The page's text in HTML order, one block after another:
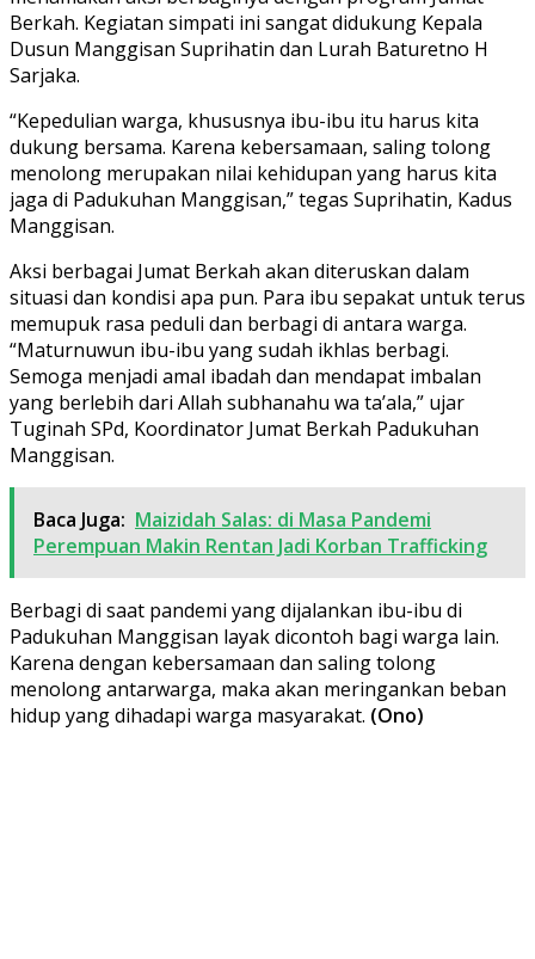
Berkah. Kegiatan simpati ini sangat didukung Kepala
Dusun Manggisan Suprihatin dan Lurah Baturetno H
Sarjaka.
“Kepedulian warga, khususnya ibu-ibu itu harus kita
dukung bersama. Karena kebersamaan, saling tolong
menolong merupakan nilai kehidupan yang harus kita
jaga di Padukuhan Manggisan,” tegas Suprihatin, Kadus
Manggisan.
Aksi berbagai Jumat Berkah akan diteruskan dalam
situasi dan kondisi apa pun. Para ibu sepakat untuk terus
memupuk rasa peduli dan berbagi di antara warga.
“Maturnuwun ibu-ibu yang sudah ikhlas berbagi.
Semoga menjadi amal ibadah dan mendapat imbalan
yang berlebih dari Allah subhanahu wa ta’ala,” ujar
Tuginah SPd, Koordinator Jumat Berkah Padukuhan
Manggisan.
Baca Juga: Maizidah Salas: di Masa Pandemi
Perempuan Makin Rentan Jadi Korban Trafficking
Berbagi di saat pandemi yang dijalankan ibu-ibu di
Padukuhan Manggisan layak dicontoh bagi warga lain.
Karena dengan kebersamaan dan saling tolong
menolong antarwarga, maka akan meringankan beban
hidup yang dihadapi warga masyarakat. (Ono)